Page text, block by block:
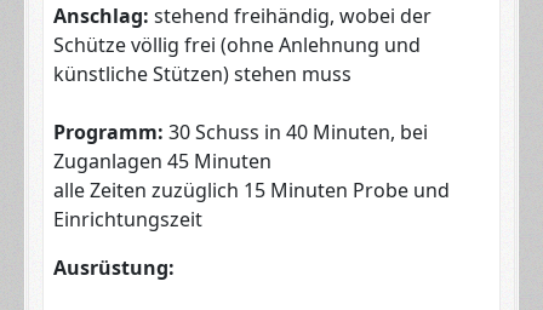
Anschlag: stehend freihändig, wobei der
Schütze völlig frei (ohne Anlehnung und
künstliche Stützen) stehen muss
Programm: 30 Schuss in 40 Minuten, bei
Zuganlagen 45 Minuten
alle Zeiten zuzüglich 15 Minuten Probe und
Einrichtungszeit
Ausrüstung: